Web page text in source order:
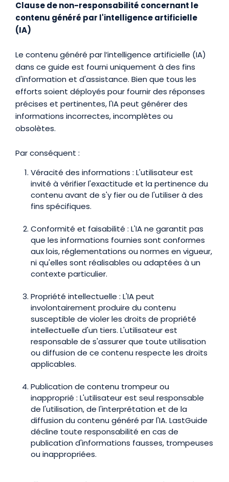
Clause de non-responsabilité concernant le
contenu généré par l'intelligence artificielle
(IA)
Le contenu généré par l’intelligence artificielle (IA)
dans ce guide est fourni uniquement à des fins
d'information et d'assistance. Bien que tous les
efforts soient déployés pour fournir des réponses
précises et pertinentes, l'IA peut générer des
informations incorrectes, incomplètes ou
obsolètes.
Par conséquent :
Véracité des informations : L'utilisateur est
invité à vérifier l'exactitude et la pertinence du
contenu avant de s'y fier ou de l'utiliser à des
fins spécifiques.
Conformité et faisabilité : L'IA ne garantit pas
que les informations fournies sont conformes
aux lois, réglementations ou normes en vigueur,
ni qu'elles sont réalisables ou adaptées à un
contexte particulier.
Propriété intellectuelle : L'IA peut
involontairement produire du contenu
susceptible de violer les droits de propriété
intellectuelle d'un tiers. L'utilisateur est
responsable de s'assurer que toute utilisation
ou diffusion de ce contenu respecte les droits
applicables.
Publication de contenu trompeur ou
inapproprié : L'utilisateur est seul responsable
de l'utilisation, de l'interprétation et de la
diffusion du contenu généré par l'IA. LastGuide
décline toute responsabilité en cas de
publication d'informations fausses, trompeuses
ou inappropriées.